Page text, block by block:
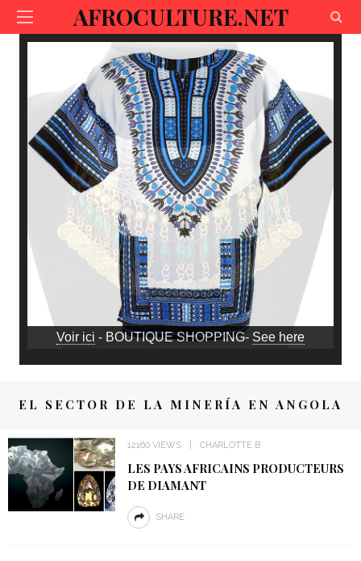
AFROCULTURE.NET
Voir ici - BOUTIQUE SHOPPING- See here
EL SECTOR DE LA MINERÍA EN ANGOLA
12160 VIEWS CHARLOTTE B
LES PAYS AFRICAINS PRODUCTEURS
DE DIAMANT
SHARE